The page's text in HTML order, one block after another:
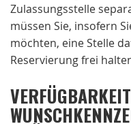
Zulassungsstelle
müssen Sie, insofern
möchten, eine Stelle
Reservierung frei